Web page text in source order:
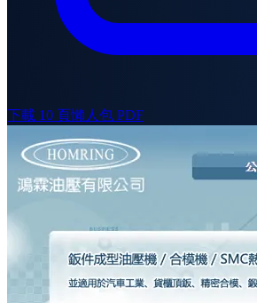
下載 10 頁懶人包 PDF